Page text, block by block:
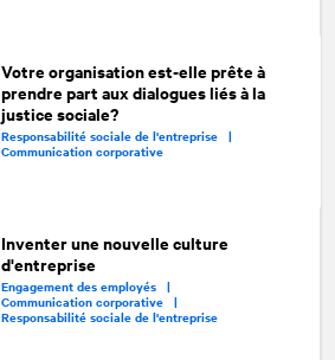
Votre organisation est-elle prête à
prendre part aux dialogues liés à la
justice sociale?
Responsabilité sociale de l'entreprise |
Communication corporative
Inventer une nouvelle culture
d'entreprise
Engagement des employés |
Communication corporative |
Responsabilité sociale de l'entreprise